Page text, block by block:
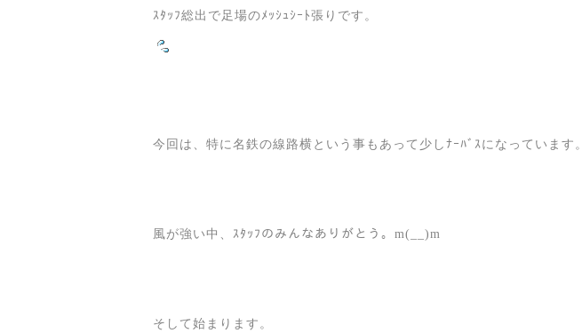
ｽﾀｯﾌ総出で足場のﾒｯｼｭｼｰﾄ張りです。
今回は、特に名鉄の線路横という事もあって少しﾅｰﾊﾞｽになっています。
風が強い中、ｽﾀｯﾌのみんなありがとう。m(__)m
そして始まります。